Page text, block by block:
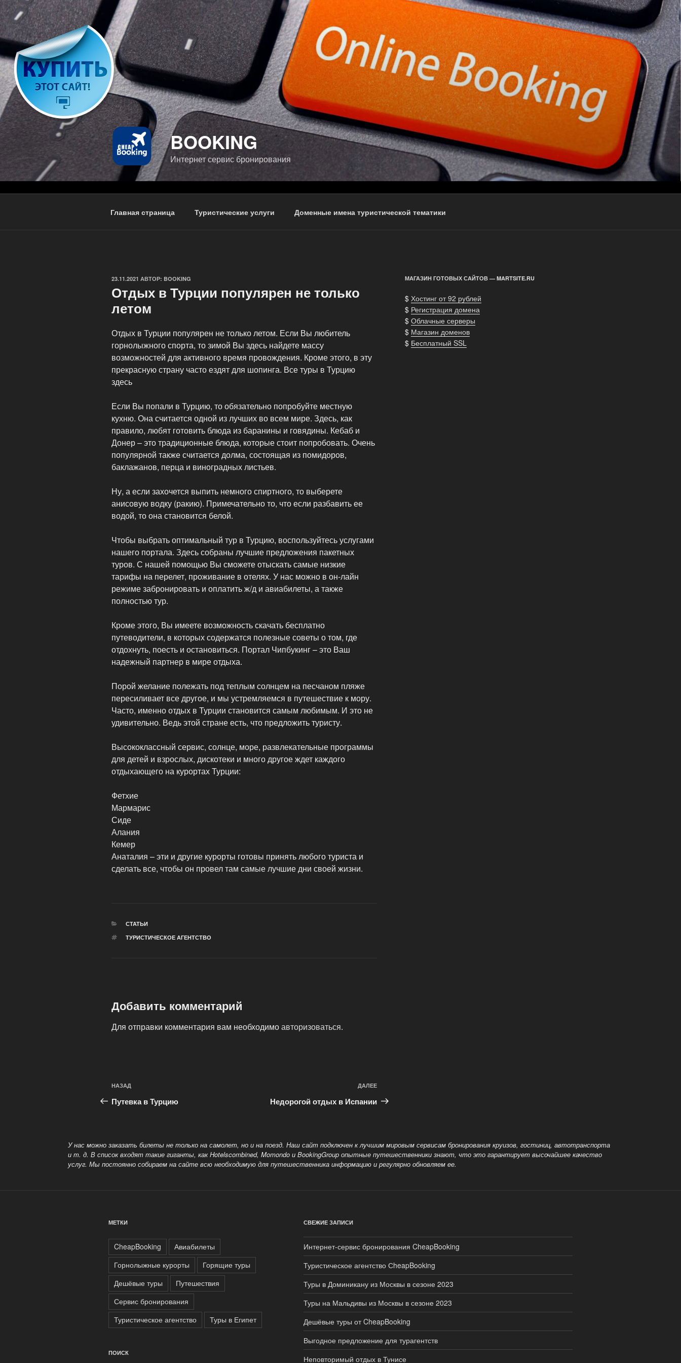
Перейти
к
содержимому
BOOKING
Интернет сервис бронирования
Главная страница Туристические услуги Доменные имена туристической тематики
ОПУБЛИКОВАНО
23.11.2021 АВТОР: BOOKING
Отдых в Турции популярен не только
летом
Отдых в Турции популярен не только летом. Если Вы любитель
горнолыжного спорта, то зимой Вы здесь найдете массу
возможностей для активного время провождения. Кроме этого, в эту
прекрасную страну часто ездят для шопинга. Все туры в Турцию
здесь
Если Вы попали в Турцию, то обязательно попробуйте местную
кухню. Она считается одной из лучших во всем мире. Здесь, как
правило, любят готовить блюда из баранины и говядины. Кебаб и
Донер – это традиционные блюда, которые стоит попробовать. Очень
популярной также считается долма, состоящая из помидоров,
баклажанов, перца и виноградных листьев.
Ну, а если захочется выпить немного спиртного, то выберете
анисовую водку (ракию). Примечательно то, что если разбавить ее
водой, то она становится белой.
Чтобы выбрать оптимальный тур в Турцию, воспользуйтесь услугами
нашего портала. Здесь собраны лучшие предложения пакетных
туров. С нашей помощью Вы сможете отыскать самые низкие
тарифы на перелет, проживание в отелях. У нас можно в он-лайн
режиме забронировать и оплатить ж/д и авиабилеты, а также
полностью тур.
Кроме этого, Вы имеете возможность скачать бесплатно
путеводители, в которых содержатся полезные советы о том, где
отдохнуть, поесть и остановиться. Портал Чипбукинг – это Ваш
надежный партнер в мире отдыха.
Порой желание полежать под теплым солнцем на песчаном пляже
пересиливает все другое, и мы устремляемся в путешествие к мору.
Часто, именно отдых в Турции становится самым любимым. И это не
удивительно. Ведь этой стране есть, что предложить туристу.
Высококлассный сервис, солнце, море, развлекательные программы
для детей и взрослых, дискотеки и много другое ждет каждого
отдыхающего на курортах Турции:
Фетхие
Мармарис
Сиде
Алания
Кемер
Анаталия – эти и другие курорты готовы принять любого туриста и
сделать все, чтобы он провел там самые лучшие дни своей жизни.
РУБРИКИ
СТАТЬИ
МЕТКИ
ТУРИСТИЧЕСКОЕ АГЕНТСТВО
Добавить комментарий
Для отправки комментария вам необходимоавторизоваться.
Навигация
по
Предыдущая
запись:
НАЗАД
Путевка в Турцию
запись
ДАЛЕЕ
Недорогой отдых в Испании
МАГАЗИН ГОТОВЫХ САЙТОВ — MARTSITE.RU
$ Хостинг от 92 рублей
$ Регистрация домена
$ Облачные серверы
$ Магазин доменов
$ Бесплатный SSL
У нас можно заказать билеты не только на самолет, но и на поезд. Наш сайт подключен к лучшим мировым сервисам бронирования круизов, гостиниц, автотранспорта
и т. д.В список входят такие гиганты, как Hotelscombined, Momondo и BookingGroup опытные путешественники знают, что это гарантирует высочайшее качество
услуг. Мы постоянно собираем на сайте всю необходимую для путешественника информацию и регулярно обновляем ее.
МЕТКИ
CheapBooking
Авиабилеты
Горнолыжные курорты
Горящие туры
Дешёвые туры
Путешествия
Сервис бронирования
Туристическое агентство
Туры в Египет
ПОИСК
СВЕЖИЕ ЗАПИСИ
Интернет-сервис бронирования CheapBooking
Туристическое агентство СheapBooking
Туры в Доминикану из Москвы в сезоне 2023
Туры на Мальдивы из Москвы в сезоне 2023
Дешёвые туры от CheapBooking
Выгодное предложение для турагентств
Неповторимый отдых в Тунисе